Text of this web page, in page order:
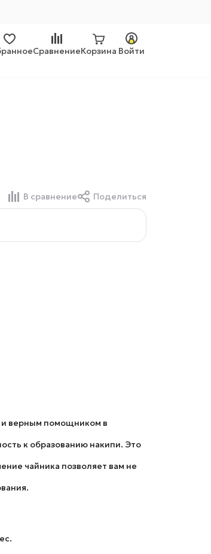
СравнениеКорзина Войти
В сравнение
Поделиться
и верным помощником в
к образованию накипи. Это
чайника позволяет вам не